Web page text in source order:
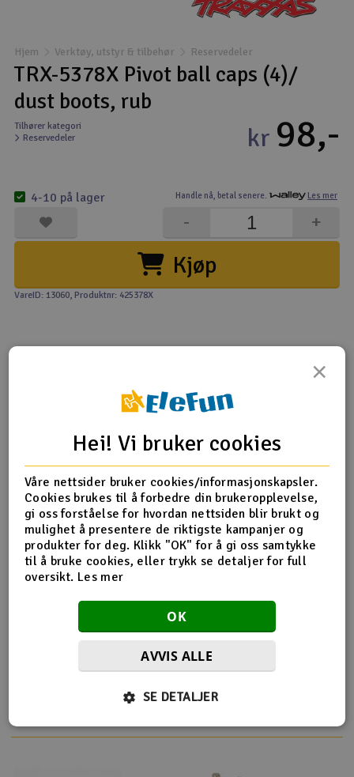
Droner
Droner for FPV
Fly
Helikopter
Kamerautstyr
Modellbygging, LEGO & byggesett
Modelljernbane
Motor & tilbehør
Raketter
Smarthjem, lek & hobby
Solenergi
Sparkesykler & elkjøretøy
Verktøy, utstyr & tilbehør
Hjem Verktøy, utstyr & tilbehør Reservedeler
TRX-5378X Pivot ball caps (4)/
dust boots, rub
Tilhører kategori
Reservedeler
Handle nå, betal senere. Les mer
kr 98,-
Kjøp
+
-
4-10 på lager
VareID: 13060, Produktnr: 425378X
Tips en venn Anmeldelser
Produktinformasjon
TRX-5378X Pivot ball caps (4)/ dust boots, rub
Flere detaljer
Produktet er
Reservedeler Traxxas
Flere så også på
×
Hei! Vi bruker cookies
Våre nettsider bruker cookies/informasjonskapsler.
Cookies brukes til å forbedre din brukeropplevelse,
gi oss forståelse for hvordan nettsiden blir brukt og
mulighet å presentere de riktigste kampanjer og
produkter for deg. Klikk "OK" for å gi oss samtykke
til å bruke cookies, eller trykk se detaljer for full
oversikt. Les mer
OK
AVVIS ALLE
SE DETALJER